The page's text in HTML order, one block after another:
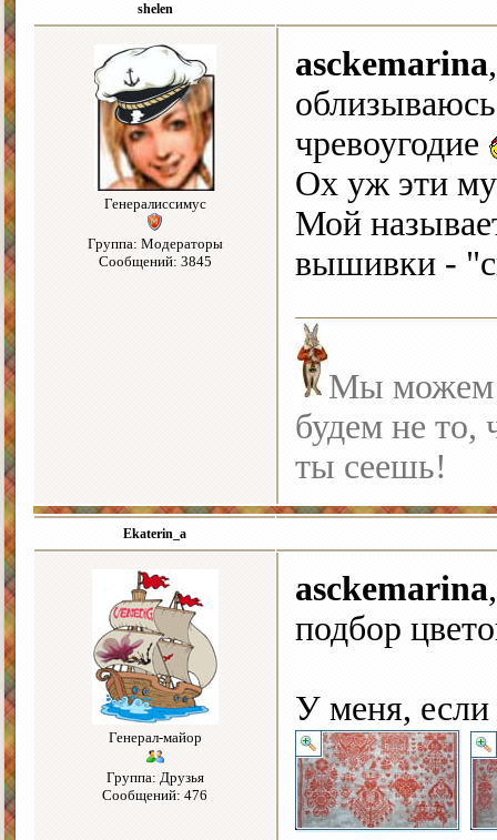
shelen
Генералиссимус
Группа: Модераторы
Сообщений: 3845
asckemarina
чревоугодие
Ох уж эти
Мой
вышивки -
Мы можем
будем не то,
ты сеешь!
Ekaterin_a
Генерал-майор
Группа: Друзья
Сообщений: 476
asckemarina
подбор
У меня, если